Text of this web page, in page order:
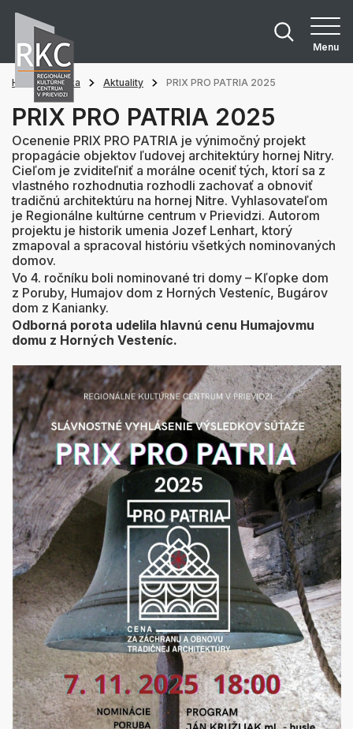
Menu
Hlavná stránka Aktuality PRIX PRO PATRIA 2025
PRIX PRO PATRIA 2025
Ocenenie PRIX PRO PATRIA je výnimočný projekt
propagácie objektov ľudovej architektúry hornej Nitry.
Cieľom je zviditeľniť a morálne oceniť tých, ktorí sa z
vlastného rozhodnutia rozhodli zachovať a obnoviť
tradičnú architektúru na hornej Nitre. Vyhlasovateľom
je Regionálne kultúrne centrum v Prievidzi. Autorom
projektu je historik umenia Jozef Lenhart, ktorý
zmapoval a spracoval históriu všetkých nominovaných
domov.
Vo 4. ročníku boli nominované tri domy – Kľopke dom
z Poruby, Humajov dom z Horných Vesteníc, Bugárov
dom z Kanianky.
Odborná porota udelila hlavnú cenu Humajovmu
domu z Horných Vesteníc.